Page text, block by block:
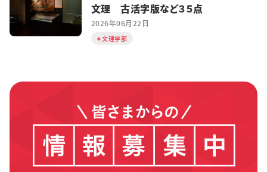
文理 古活字版など３５点
2026年06月22日
文理学部